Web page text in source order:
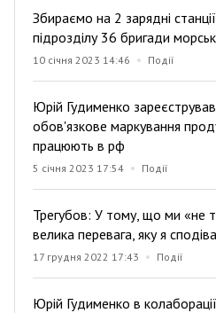
Збираємо на 2 зарядні
підрозділу 36 бригади
10 січня 2023 14:46 Події
Юрій Гудименко
обов'язкове маркування
працюють в рф
5 січня 2023 17:54 Події
Трегубов: У тому, що ми «не
велика перевага, яку я
17 грудня 2022 17:43 Події
Юрій Гудименко в